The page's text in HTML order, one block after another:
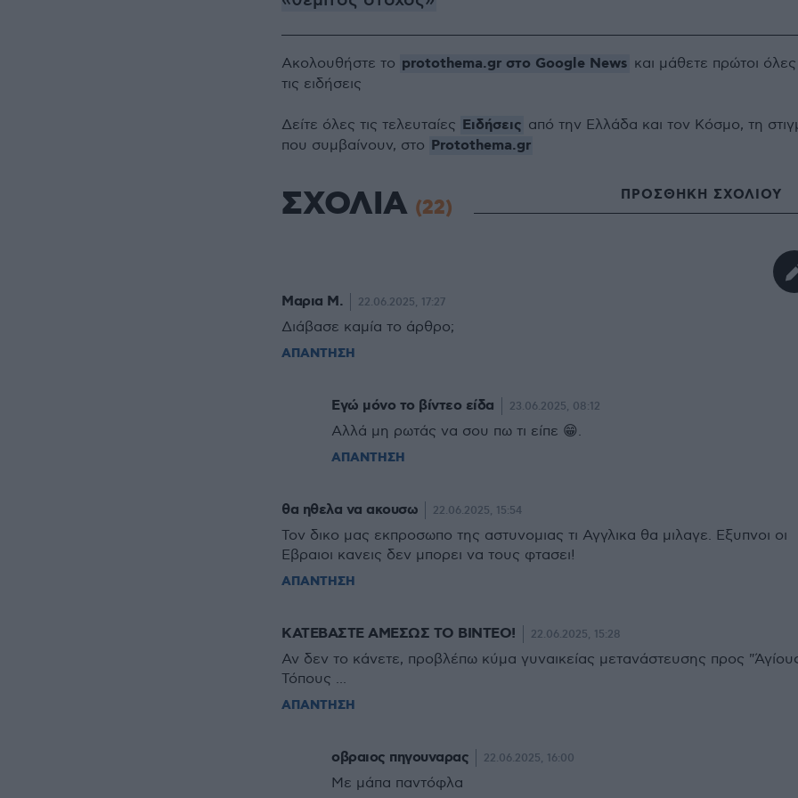
Ακολουθήστε το protothema.gr στο Google News και μάθετε πρώτοι όλες
τις ειδήσεις
Δείτε όλες τις τελευταίες Ειδήσεις από την Ελλάδα και τον Κόσμο, τη
που συμβαίνουν, στο Protothema.gr
ΣΧΟΛΙΑ (22) ΠΡΟΣΘΗΚΗ ΣΧΟΛΙΟΥ
Μαρια Μ. 22.06.2025, 17:27
Διάβασε καμία το άρθρο;
ΑΠΑΝΤΗΣΗ
Εγώ μόνο το βίντεο είδα 23.06.2025, 08:12
Αλλά μη ρωτάς να σου πω τι είπε 😁.
ΑΠΑΝΤΗΣΗ
θα ηθελα να ακουσω 22.06.2025, 15:54
Τον δικο μας εκπροσωπο της αστυνομιας τι Αγγλικα θα μιλαγε. Εξυπνοι οι
Εβραιοι κανεις δεν μπορει να τους φτασει!
ΑΠΑΝΤΗΣΗ
ΚΑΤΕΒΑΣΤΕ ΑΜΕΣΩΣ ΤΟ ΒΙΝΤΕΟ! 22.06.2025, 15:28
Αν δεν το κάνετε, προβλέπω κύμα γυναικείας μετανάστευσης προς
Τόπους ...
ΑΠΑΝΤΗΣΗ
οβραιος πηγουναρας 22.06.2025, 16:00
Με μάπα παντόφλα